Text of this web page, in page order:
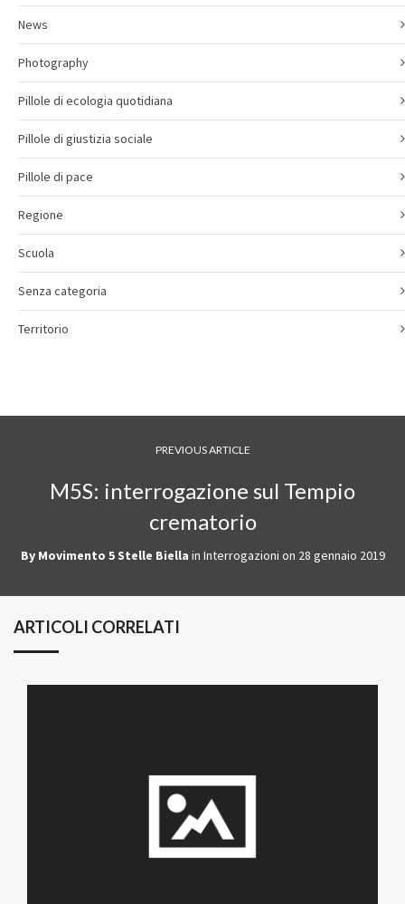
News
Photography
Pillole di ecologia quotidiana
Pillole di giustizia sociale
Pillole di pace
Regione
Scuola
Senza categoria
Territorio
PREVIOUS ARTICLE
M5S: interrogazione sul Tempio
crematorio
By Movimento 5 Stelle Biella in Interrogazioni on 28 gennaio 2019
ARTICOLI CORRELATI